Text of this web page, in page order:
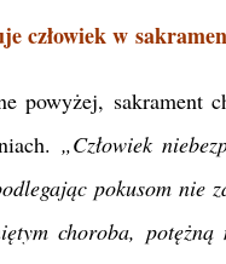
człowiek w
powyżej,
„Człowiek
pokusom nie
choroba,